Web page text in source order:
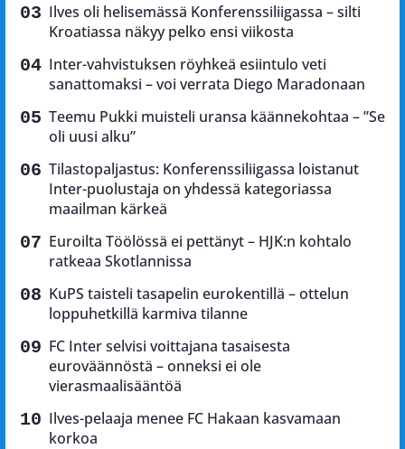
Ilves oli helisemässä Konferenssiliigassa – silti
Kroatiassa näkyy pelko ensi viikosta
Inter-vahvistuksen röyhkeä esiintulo veti
sanattomaksi – voi verrata Diego Maradonaan
Teemu Pukki muisteli uransa käännekohtaa – ”Se
oli uusi alku”
Tilastopaljastus: Konferenssiliigassa loistanut
Inter-puolustaja on yhdessä kategoriassa
maailman kärkeä
Euroilta Töölössä ei pettänyt – HJK:n kohtalo
ratkeaa Skotlannissa
KuPS taisteli tasapelin eurokentillä – ottelun
loppuhetkillä karmiva tilanne
FC Inter selvisi voittajana tasaisesta
euroväännöstä – onneksi ei ole
vierasmaalisääntöä
Ilves-pelaaja menee FC Hakaan kasvamaan
korkoa